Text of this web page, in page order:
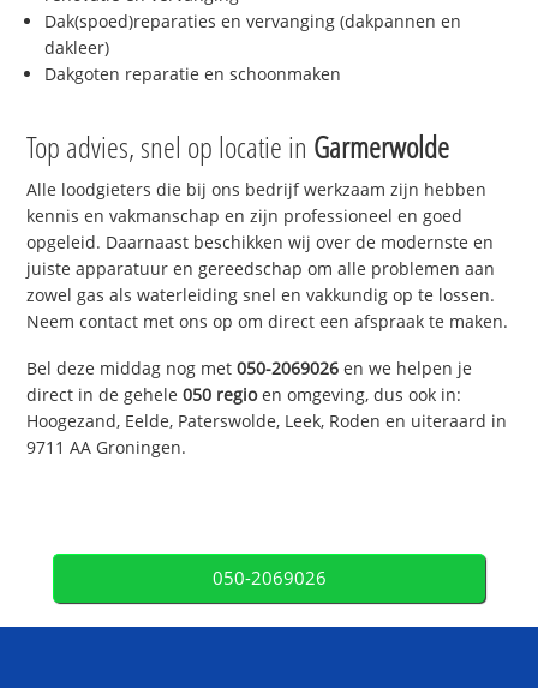
Dak(spoed)reparaties en vervanging (dakpannen en
dakleer)
Dakgoten reparatie en schoonmaken
Top advies, snel op locatie in Garmerwolde
Alle loodgieters die bij ons bedrijf werkzaam zijn hebben
kennis en vakmanschap en zijn professioneel en goed
opgeleid. Daarnaast beschikken wij over de modernste en
juiste apparatuur en gereedschap om alle problemen aan
zowel gas als waterleiding snel en vakkundig op te lossen.
Neem contact met ons op om direct een afspraak te maken.
Bel deze middag nog met050-2069026 en we helpen je
direct in de gehele050 regioen omgeving, dus ook in:
Hoogezand, Eelde, Paterswolde, Leek, Roden en uiteraard in
9711 AA Groningen.
050-2069026